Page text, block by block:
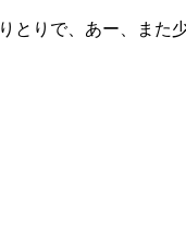
りで、あー、また